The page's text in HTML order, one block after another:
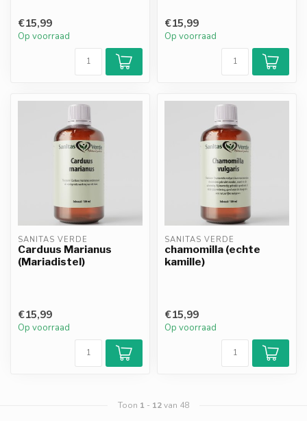
€15,99
Op voorraad
€15,99
Op voorraad
SANITAS VERDE
Carduus Marianus
(Mariadistel)
€15,99
Op voorraad
SANITAS VERDE
chamomilla (echte
kamille)
€15,99
Op voorraad
Toon 1 - 12van 48